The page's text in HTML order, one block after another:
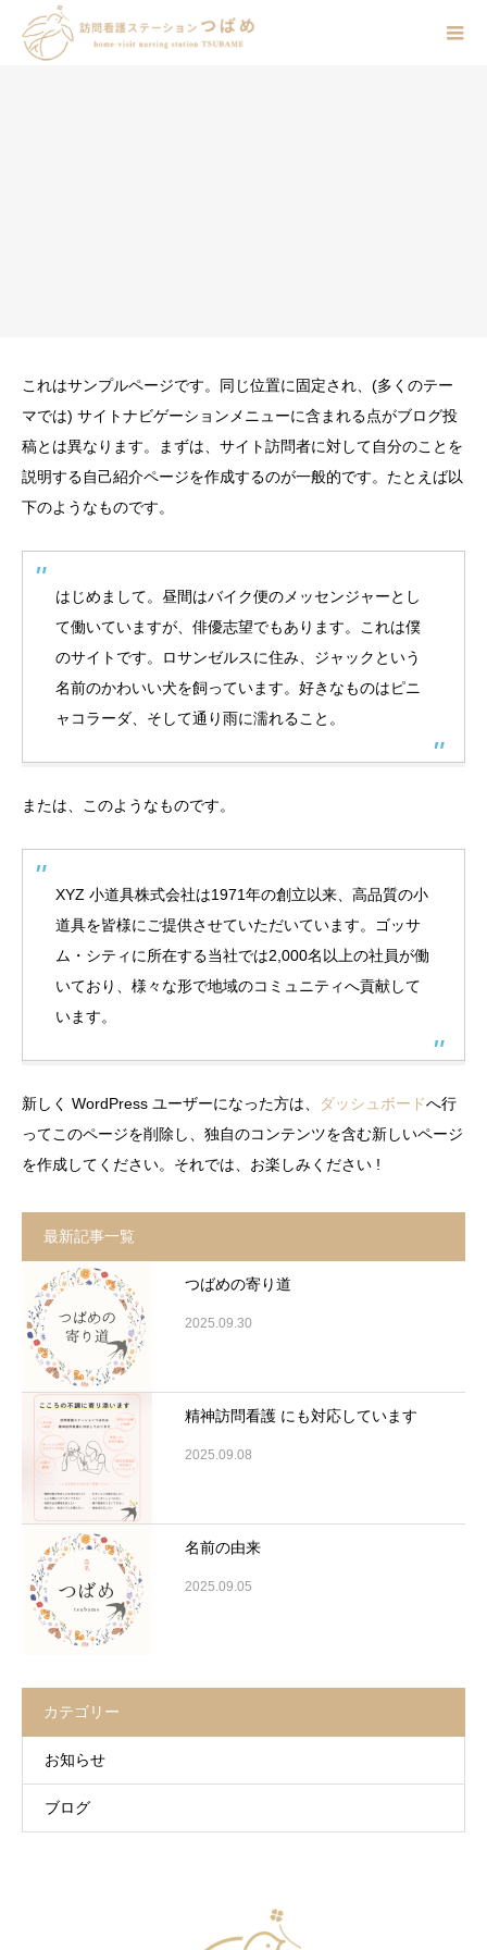
これはサンプルページです。同じ位置に固定され、(多くのテー
マでは) サイトナビゲーションメニューに含まれる点がブログ投
稿とは異なります。まずは、サイト訪問者に対して自分のことを
説明する自己紹介ページを作成するのが一般的です。たとえば以
下のようなものです。
はじめまして。昼間はバイク便のメッセンジャーとし
て働いていますが、俳優志望でもあります。これは僕
のサイトです。ロサンゼルスに住み、ジャックという
名前のかわいい犬を飼っています。好きなものはピニ
ャコラーダ、そして通り雨に濡れること。
または、このようなものです。
XYZ 小道具株式会社は1971年の創立以来、高品質の小
道具を皆様にご提供させていただいています。ゴッサ
ム・シティに所在する当社では2,000名以上の社員が働
いており、様々な形で地域のコミュニティへ貢献して
います。
新しく WordPress ユーザーになった方は、 ダッシュボードへ行
ってこのページを削除し、独自のコンテンツを含む新しいページ
を作成してください。それでは、お楽しみください !
最新記事一覧
つばめの寄り道
2025.09.30
精神訪問看護 にも対応しています
2025.09.08
名前の由来
2025.09.05
カテゴリー
お知らせ
ブログ